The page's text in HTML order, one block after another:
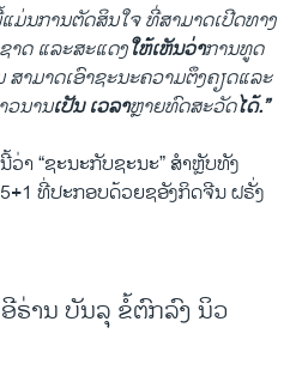
ແມ່ນການຕັດສິນໃຈທີ່ສາມາດເປີດທາງ
ຊາດ​ແລະສະແດງ​ໃຫ້ເຫັນວ່າການທູດ
​ສາມາດເອົາຊະນະຄວາມຕຶງຄຽດແລະ
ວນານ​ເປັນ ເວລາຫຼາຍທົດສະວັດ​ໄດ້.”
າ “ຊະນະກັບຊະນະ” ສຳຫຼັບທັງ​
ທີ່ປະກອບດ້ວຍຊອັງກິດຈີນ ຝຣັ່ງ
ຣ່​ານ ບັນ​ລຸ ຂໍ້​ຕົກ​ລົງ ນິວ